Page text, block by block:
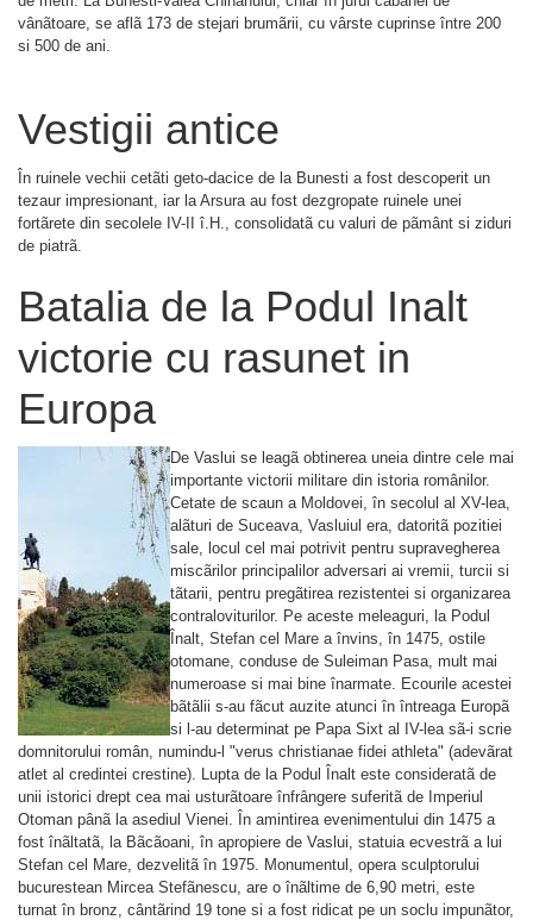
vânãtoare, se aflã 173 de stejari brumãrii, cu vârste cuprinse între 200
si 500 de ani.
Vestigii antice
În ruinele vechii cetãti geto-dacice de la Bunesti a fost descoperit un
tezaur impresionant, iar la Arsura au fost dezgropate ruinele unei
fortãrete din secolele IV-II î.H., consolidatã cu valuri de pãmânt si ziduri
de piatrã.
Batalia de la Podul Inalt
victorie cu rasunet in
Europa
De Vaslui se leagã obtinerea uneia dintre cele mai
importante victorii militare din istoria românilor.
Cetate de scaun a Moldovei, în secolul al XV-lea,
alãturi de Suceava, Vasluiul era, datoritã pozitiei
sale, locul cel mai potrivit pentru supravegherea
miscãrilor principalilor adversari ai vremii, turcii si
tãtarii, pentru pregãtirea rezistentei si organizarea
contraloviturilor. Pe aceste meleaguri, la Podul
Înalt, Stefan cel Mare a învins, în 1475, ostile
otomane, conduse de Suleiman Pasa, mult mai
numeroase si mai bine înarmate. Ecourile acestei
bãtãlii s-au fãcut auzite atunci în întreaga Europã
si l-au determinat pe Papa Sixt al IV-lea sã-i scrie
domnitorului român, numindu-l "verus christianae fidei athleta" (adevãrat
atlet al credintei crestine). Lupta de la Podul Înalt este consideratã de
unii istorici drept cea mai usturãtoare înfrângere suferitã de Imperiul
Otoman pânã la asediul Vienei. În amintirea evenimentului din 1475 a
fost înãltatã, la Bãcãoani, în apropiere de Vaslui, statuia ecvestrã a lui
Stefan cel Mare, dezvelitã în 1975. Monumentul, opera sculptorului
bucurestean Mircea Stefãnescu, are o înãltime de 6,90 metri, este
turnat în bronz, cântãrind 19 tone si a fost ridicat pe un soclu impunãtor,